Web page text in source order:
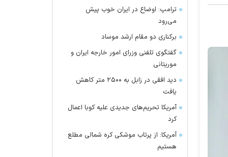
ترامپ: اوضاع در ایران خوب پیش
می‌رود
برکناری دو مقام ارشد موساد
گفتگوی تلفنی وزرای امور خارجه ایران و
موریتانی
دید افقی در زابل به ۲۵۰۰ متر کاهش
یافت
آمریکا تحریم‌های جدیدی علیه کوبا اعمال
کرد
آمریکا: از پرتاب موشکی کره شمالی مطلع
هستیم